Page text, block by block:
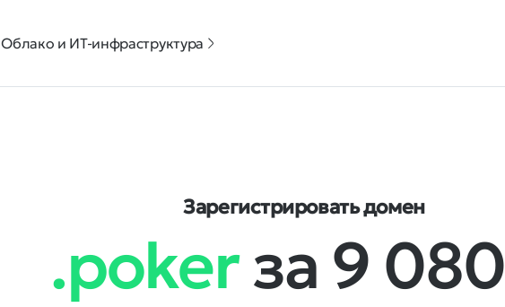
Облако и ИТ-инфраструктура
Зарегистрировать домен
.pokerза 9 080